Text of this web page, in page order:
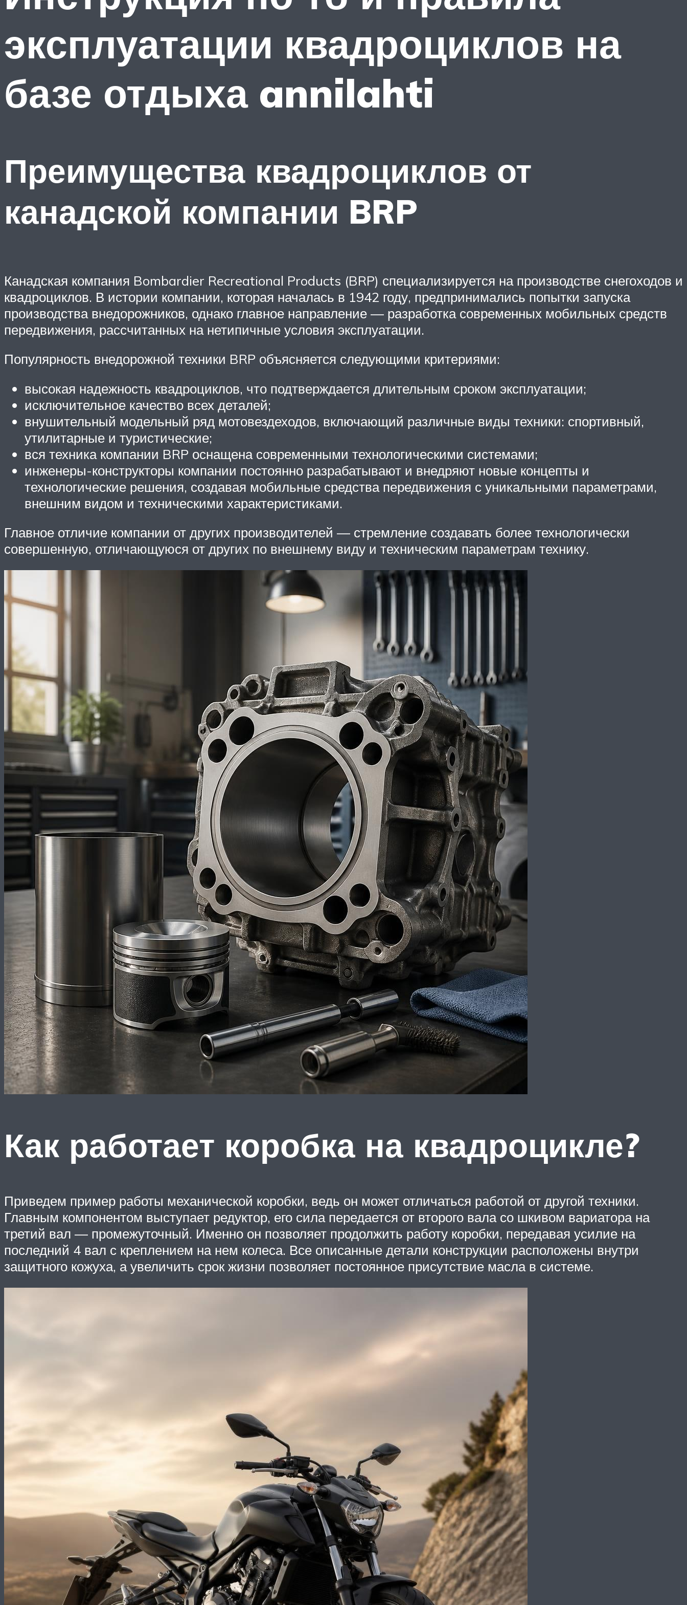
эксплуатации квадроциклов на
базе отдыха annilahti
Преимущества квадроциклов от
канадской компании BRP
Канадская компания Bombardier Recreational Products (BRP) специализируется на производстве снегоходов и
квадроциклов. В истории компании, которая началась в 1942 году, предпринимались попытки запуска
производства внедорожников, однако главное направление — разработка современных мобильных средств
передвижения, рассчитанных на нетипичные условия эксплуатации.
Популярность внедорожной техники BRP объясняется следующими критериями:
высокая надежность квадроциклов, что подтверждается длительным сроком эксплуатации;
исключительное качество всех деталей;
внушительный модельный ряд мотовездеходов, включающий различные виды техники: спортивный,
утилитарные и туристические;
вся техника компании BRP оснащена современными технологическими системами;
инженеры-конструкторы компании постоянно разрабатывают и внедряют новые концепты и
технологические решения, создавая мобильные средства передвижения с уникальными параметрами,
внешним видом и техническими характеристиками.
Главное отличие компании от других производителей — стремление создавать более технологически
совершенную, отличающуюся от других по внешнему виду и техническим параметрам технику.
Как работает коробка на квадроцикле?
Приведем пример работы механической коробки, ведь он может отличаться работой от другой техники.
Главным компонентом выступает редуктор, его сила передается от второго вала со шкивом вариатора на
третий вал — промежуточный. Именно он позволяет продолжить работу коробки, передавая усилие на
последний 4 вал с креплением на нем колеса. Все описанные детали конструкции расположены внутри
защитного кожуха, а увеличить срок жизни позволяет постоянное присутствие масла в системе.